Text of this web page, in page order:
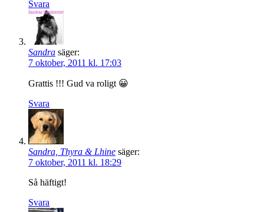
Svara
Sandra säger:
7 oktober, 2011 kl. 17:03
Grattis !!! Gud va roligt 😀
Svara
Sandra, Thyra & Lhine säger:
7 oktober, 2011 kl. 18:29
Så häftigt!
Svara